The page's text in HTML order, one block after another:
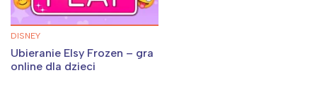
DISNEY
Ubieranie Elsy Frozen – gra
online dla dzieci